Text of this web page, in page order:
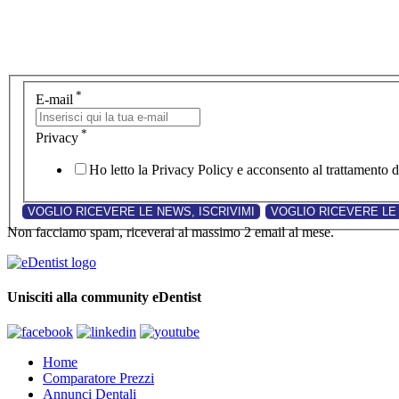
E-mail *
Privacy *
Ho letto la Privacy Policy e acconsento al trattamento
Non facciamo spam, riceverai al massimo 2 email al mese.
Unisciti alla community eDentist
Home
Comparatore Prezzi
Annunci Dentali